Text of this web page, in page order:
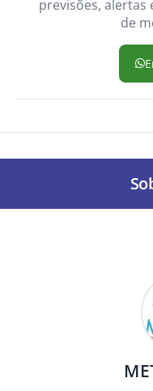
previsões, alertas
de